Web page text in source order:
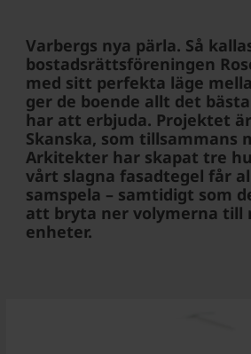
Varbergs nya pärla. Så
bostadsrättsföreningen
med sitt perfekta läge
ger de boende allt det
har att erbjuda. Projektet
Skanska, som tillsammans
Arkitekter har skapat tre
vårt slagna fasadtegel får
samspela – samtidigt som
att bryta ner volymerna till
enheter.